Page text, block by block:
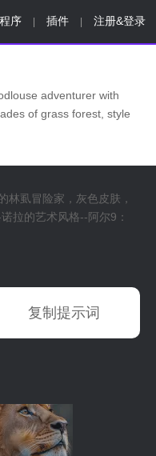
序 插件 注册&登录
adventurer with
of grass forest, style
林虱冒险家，灰色皮肤，
拉的艺术风格--阿尔9：
复制提示词